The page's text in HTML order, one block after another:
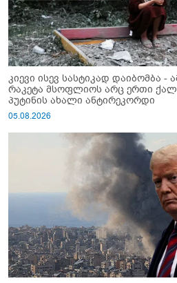
კიევი ისევ სასტიკად დაიბომბა -
რაკეტა მსოფლიოს არც ერთი
პუტინის ახალი ანტირეკორდი
05.08.2026